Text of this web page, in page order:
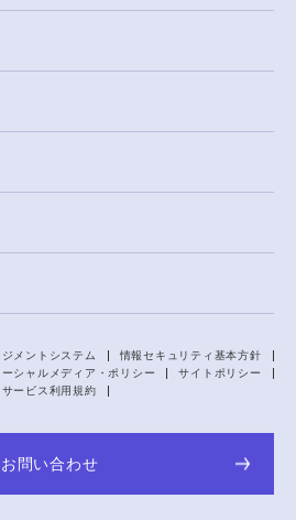
メントシステム
情報セキュリティ基本方針
ーシャルメディア・ポリシー
サイトポリシー
サービス利用規約
お問い合わせ